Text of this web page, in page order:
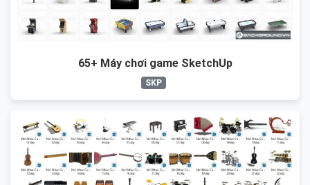
65+ Máy chơi game SketchUp
SKP